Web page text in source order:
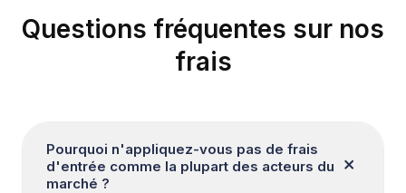
Questions fréquentes sur nos
frais
Pourquoi n'appliquez-vous pas de frais
d'entrée comme la plupart des acteurs du
marché ?